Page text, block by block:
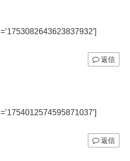
返信
返信